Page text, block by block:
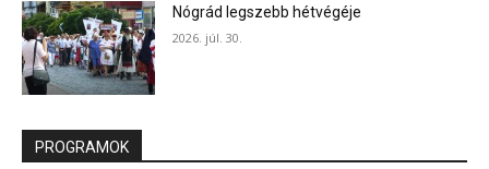
Nógrád legszebb hétvégéje
2026. júl. 30.
PROGRAMOK